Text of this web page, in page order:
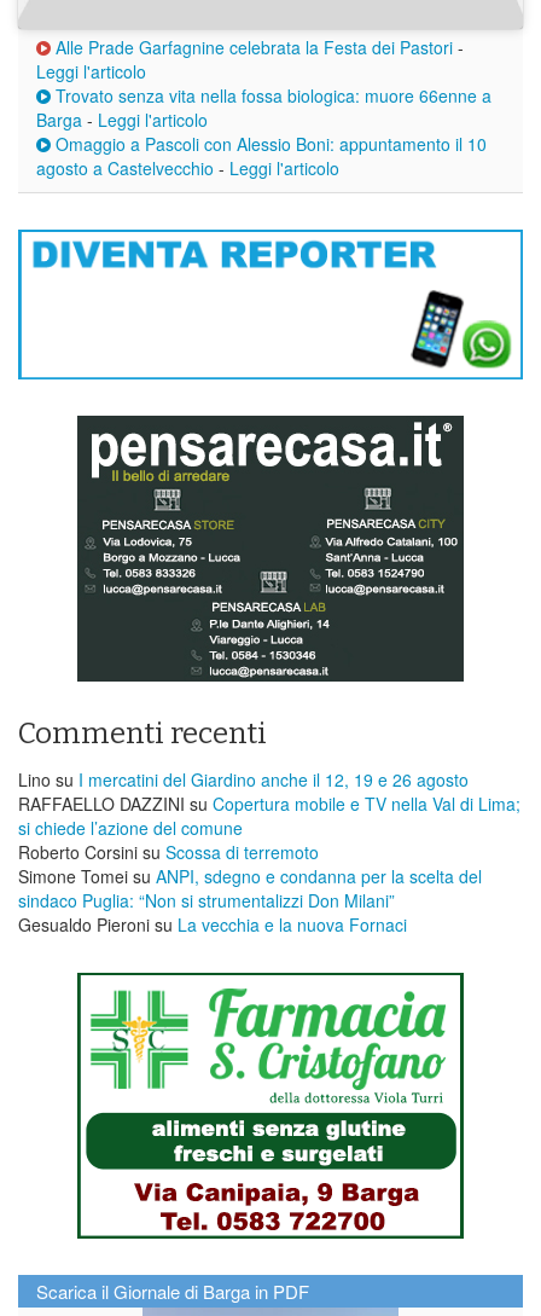
Alle Prade Garfagnine celebrata la Festa dei Pastori -
Leggi l'articolo
Trovato senza vita nella fossa biologica: muore 66enne a
Barga - Leggi l'articolo
Omaggio a Pascoli con Alessio Boni: appuntamento il 10
agosto a Castelvecchio - Leggi l'articolo
Commenti recenti
Lino su I mercatini del Giardino anche il 12, 19 e 26 agosto
RAFFAELLO DAZZINI su ​Copertura mobile e TV nella Val di Lima;
si chiede l’azione del comune
Roberto Corsini su Scossa di terremoto
Simone Tomei su ANPI, sdegno e condanna per la scelta del
sindaco Puglia: “Non si strumentalizzi Don Milani”
Gesualdo Pieroni su La vecchia e la nuova Fornaci
Scarica il Giornale di Barga in PDF